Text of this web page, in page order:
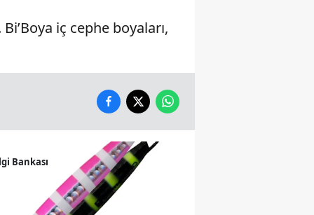
Yalova
Osmaniye
Düzce
iç cephe boyaları,
Bankası